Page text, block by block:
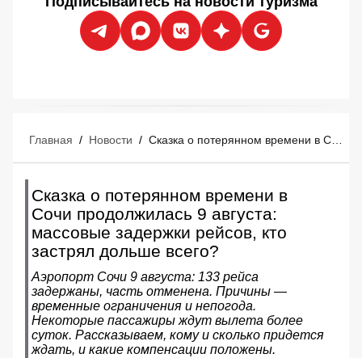
Главная / Новости /
Сказка о потерянном времени в
Сочи продолжилась 9 августа:
массовые задержки рейсов, кто
застрял дольше всего?
Аэропорт Сочи 9 августа: 133 рейса
задержаны, часть отменена. Причины —
временные ограничения и непогода.
Некоторые пассажиры ждут вылета более
суток. Рассказываем, кому и сколько придется
ждать, и какие компенсации положены.